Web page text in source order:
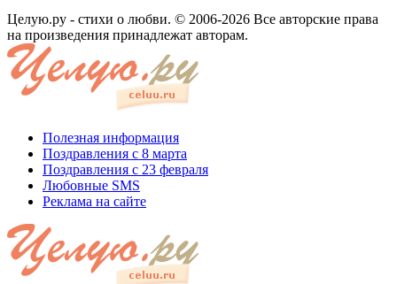
Целую.ру - стихи о любви. © 2006-2026 Все авторские права
на произведения принадлежат авторам.
Полезная информация
Поздравления с 8 марта
Поздравления с 23 февраля
Любовные SMS
Реклама на сайте